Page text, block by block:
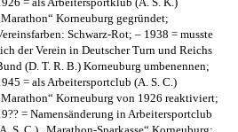
„Marathon“ Korneuburg gegründet;
Schwarz-Rot; – 1938 = musste
der Verein in Deutscher Turn und Reichs
(D. T. R. B.) Korneuburg umbenennen;
= als Arbeitersportclub (A. S. C.)
„Marathon“ Korneuburg von 1926 reaktiviert;
= Namensänderung in Arbeitersportclub